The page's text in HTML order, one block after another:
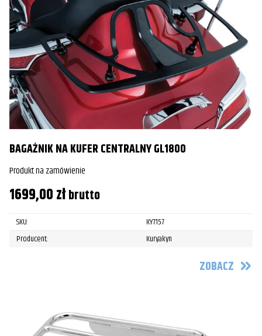
BAGAŻNIK NA KUFER CENTRALNY GL1800
Produkt na zamówienie
1699,00złbrutto
SKU:
KY7157
Producent:
Kuryakyn
ZOBACZ